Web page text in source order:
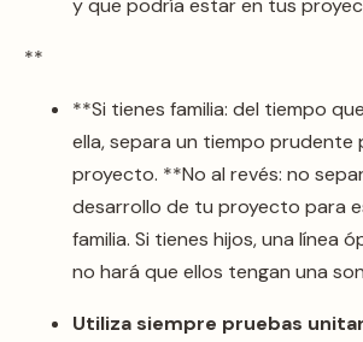
y que podría estar en tus
**
**Si tienes familia: del tiempo
ella, separa un tiempo prudente
proyecto. **No al revés: no
desarrollo de tu proyecto para
familia. Si tienes hijos, una línea
no hará que ellos tengan una
Utiliza siempre pruebas